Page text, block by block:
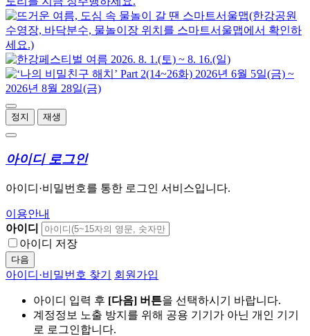
정지 재생
아이디 로그인
아이디·비밀번호를 통한 로그인 서비스입니다.
이용안내
아이디
아이디 저장
다음
아이디·비밀번호 찾기 회원가입
아이디 입력 후 [다음] 버튼을 선택하시기 바랍니다.
계정정보 노출 방지를 위해 공용 기기가 아닌 개인 기기
로 로그인합니다.